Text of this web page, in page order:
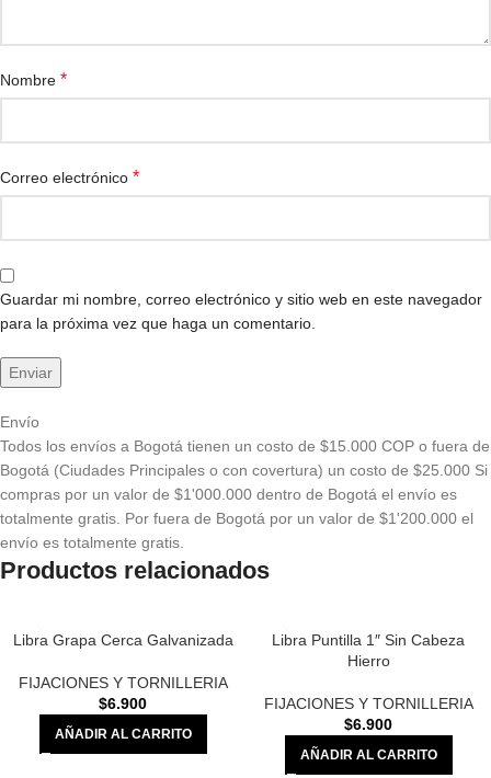
Nombre *
Correo electrónico *
Guardar mi nombre, correo electrónico y sitio web en este navegador
para la próxima vez que haga un comentario.
Envío
Todos los envíos a Bogotá tienen un costo de $15.000 COP o fuera de
Bogotá (Ciudades Principales o con covertura) un costo de $25.000 Si
compras por un valor de $1'000.000 dentro de Bogotá el envío es
totalmente gratis. Por fuera de Bogotá por un valor de $1'200.000 el
envío es totalmente gratis.
Productos relacionados
Libra Grapa Cerca Galvanizada
FIJACIONES Y TORNILLERIA
$6.900
AÑADIR AL CARRITO
Libra Puntilla 1″ Sin Cabeza
Hierro
FIJACIONES Y TORNILLERIA
$6.900
AÑADIR AL CARRITO